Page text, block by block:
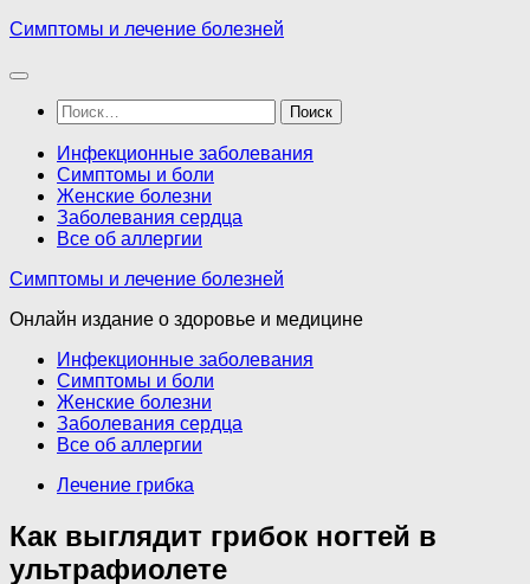
Перейти
содержимому
Симптомы и лечение болезней
Найти:
Инфекционные заболевания
Симптомы и боли
Женские болезни
Заболевания сердца
Все об аллергии
Симптомы и лечение болезней
Онлайн издание о здоровье и медицине
Инфекционные заболевания
Симптомы и боли
Женские болезни
Заболевания сердца
Все об аллергии
Лечение грибка
Как выглядит грибок ногтей в
ультрафиолете